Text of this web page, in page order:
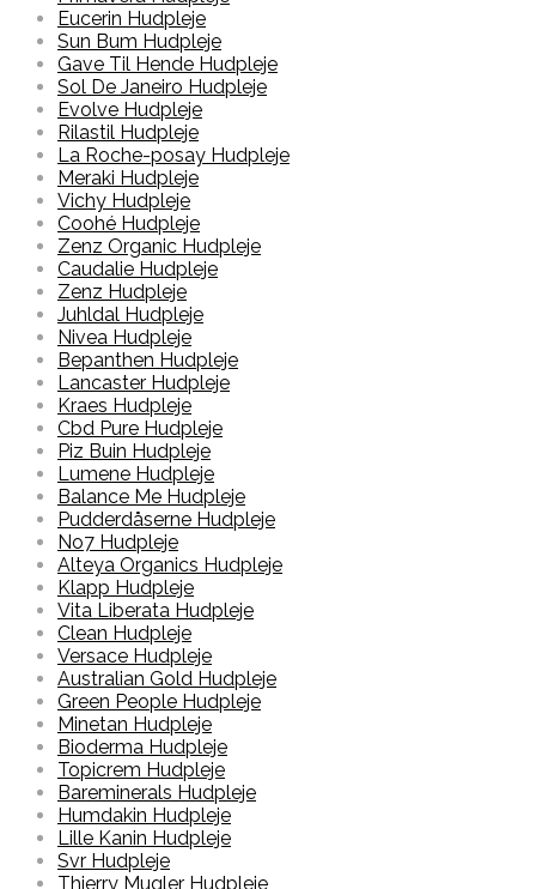
Eucerin Hudpleje
Sun Bum Hudpleje
Gave Til Hende Hudpleje
Sol De Janeiro Hudpleje
Evolve Hudpleje
Rilastil Hudpleje
La Roche-posay Hudpleje
Meraki Hudpleje
Vichy Hudpleje
Coohé Hudpleje
Zenz Organic Hudpleje
Caudalie Hudpleje
Zenz Hudpleje
Juhldal Hudpleje
Nivea Hudpleje
Bepanthen Hudpleje
Lancaster Hudpleje
Kraes Hudpleje
Cbd Pure Hudpleje
Piz Buin Hudpleje
Lumene Hudpleje
Balance Me Hudpleje
Pudderdåserne Hudpleje
No7 Hudpleje
Alteya Organics Hudpleje
Klapp Hudpleje
Vita Liberata Hudpleje
Clean Hudpleje
Versace Hudpleje
Australian Gold Hudpleje
Green People Hudpleje
Minetan Hudpleje
Bioderma Hudpleje
Topicrem Hudpleje
Bareminerals Hudpleje
Humdakin Hudpleje
Lille Kanin Hudpleje
Svr Hudpleje
Thierry Mugler Hudpleje